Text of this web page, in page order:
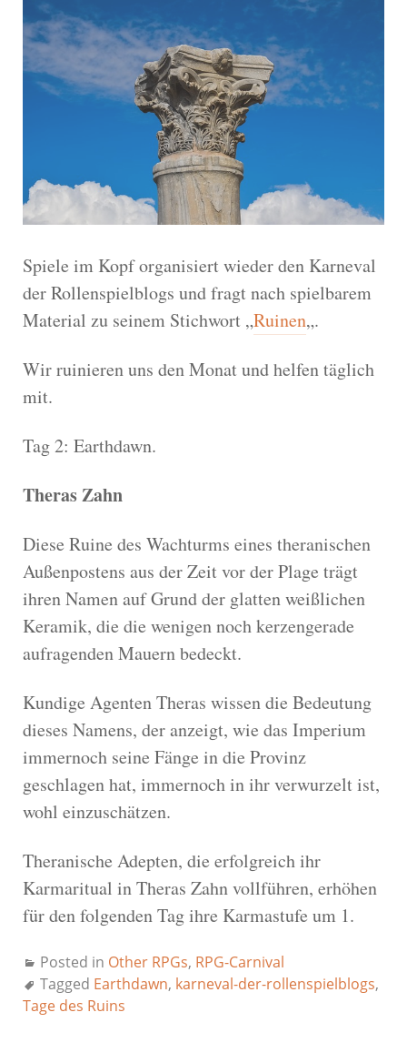
Spiele im Kopf organisiert wieder den Karneval
der Rollenspielblogs und fragt nach spielbarem
Material zu seinem Stichwort „Ruinen„.
Wir ruinieren uns den Monat und helfen täglich
mit.
Tag 2: Earthdawn.
Theras Zahn
Diese Ruine des Wachturms eines theranischen
Außenpostens aus der Zeit vor der Plage trägt
ihren Namen auf Grund der glatten weißlichen
Keramik, die die wenigen noch kerzengerade
aufragenden Mauern bedeckt.
Kundige Agenten Theras wissen die Bedeutung
dieses Namens, der anzeigt, wie das Imperium
immernoch seine Fänge in die Provinz
geschlagen hat, immernoch in ihr verwurzelt ist,
wohl einzuschätzen.
Theranische Adepten, die erfolgreich ihr
Karmaritual in Theras Zahn vollführen, erhöhen
für den folgenden Tag ihre Karmastufe um 1.
Posted in Other RPGs, RPG-Carnival
Tagged Earthdawn, karneval-der-rollenspielblogs,
Tage des Ruins